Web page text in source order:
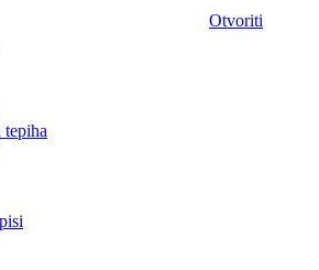
Otvoriti
tepiha